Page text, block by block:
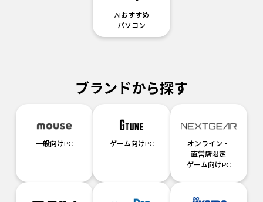
AIおすすめ
パソコン
ブランドから探す
一般向けPC ゲーム向けPC
オンライン・
直営店限定
ゲーム向けPC